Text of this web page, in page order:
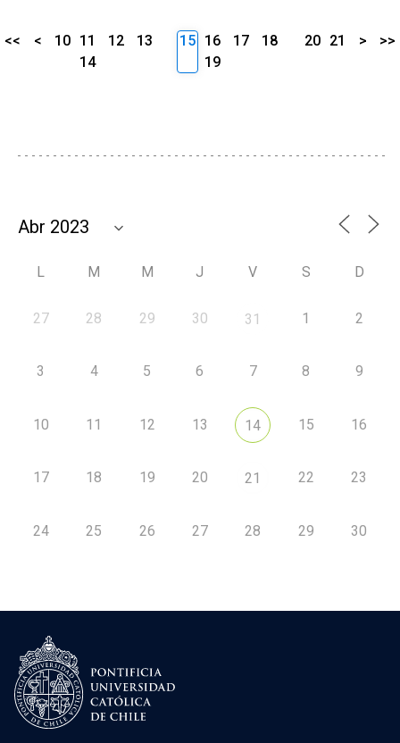
<< < 10 11 12
13
14
15 16 17
18
19
20 21 > >>
L M M J V S D
27 28 29 30 31 1 2
3 4 5 6 7 8 9
10 11 12 13 14 15 16
17 18 19 20 21 22 23
24 25 26 27 28 29 30